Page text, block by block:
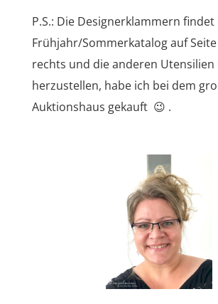
P.S.: Die Designerklammern
Frühjahr/Sommerkatalog auf
rechts und die anderen
herzustellen, habe ich bei dem
Auktionshaus gekauft 😉 .